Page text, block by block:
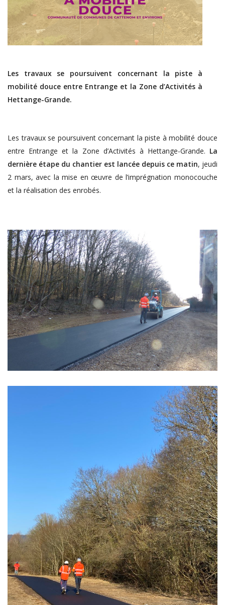
Les travaux se poursuivent concernant la piste à
mobilité douce entre Entrange et la Zone d’Activités à
Hettange-Grande.
Les travaux se poursuivent concernant la piste à mobilité douce
entre Entrange et la Zone d’Activités à Hettange-Grande. La
dernière étape du chantier est lancée depuis ce matin, jeudi
2 mars, avec la mise en œuvre de l’imprégnation monocouche
et la réalisation des enrobés.